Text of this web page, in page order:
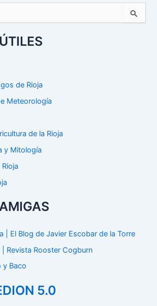
de Rioja
Meteorología
de la Rioja
y Mitología
| El Blog de Javier Escobar de la Torre
Revista Rooster Cogburn
y Baco
5.0